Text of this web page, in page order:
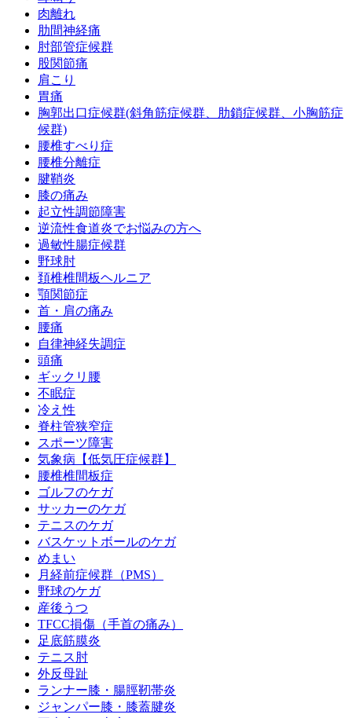
肉離れ
肋間神経痛
肘部管症候群
股関節痛
肩こり
胃痛
胸郭出口症候群(斜角筋症候群、肋鎖症候群、小胸筋症
候群)
腰椎すべり症
腰椎分離症
腱鞘炎
膝の痛み
起立性調節障害
逆流性食道炎でお悩みの方へ
過敏性腸症候群
野球肘
頚椎椎間板ヘルニア
顎関節症
首・肩の痛み
腰痛
自律神経失調症
頭痛
ギックリ腰
不眠症
冷え性
脊柱管狭窄症
スポーツ障害
気象病【低気圧症候群】
腰椎椎間板症
ゴルフのケガ
サッカーのケガ
テニスのケガ
バスケットボールのケガ
めまい
月経前症候群（PMS）
野球のケガ
産後うつ
TFCC損傷（手首の痛み）
足底筋膜炎
テニス肘
外反母趾
ランナー膝・腸脛靭帯炎
ジャンパー膝・膝蓋腱炎